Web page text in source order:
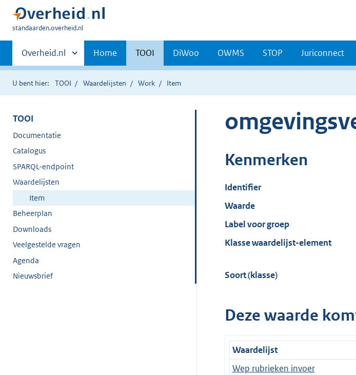
U
hier:
standaarden.overheid.nl
Primaire
navigatie
Andere
sites
binnen
Overheid.nl Home TOOI DiWoo OWMS STOP Juriconnect
U bent hier: TOOI Waardelijsten Work Item
TOOI
Documentatie
Catalogus
SPARQL-endpoint
Waardelijsten
Item
Beheerplan
Downloads
Veelgestelde vragen
Agenda
Nieuwsbrief
Kenmerken
Identifier
Waarde
Label voor groep
Klasse waardelijst-element
Soort (klasse)
Deze waarde
Waardelijst
Wep rubrieken invoer